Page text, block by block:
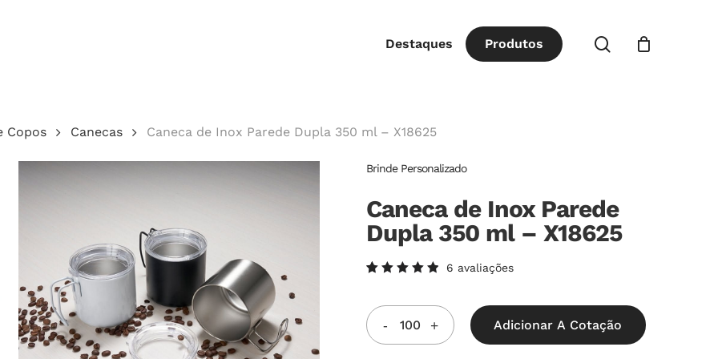
Destaques Produtos procurar
Copos Canecas Caneca de Inox Parede Dupla 350 ml – X18625
Brinde Personalizado
Caneca de Inox Parede
Dupla 350 ml – X18625
5.00de
5, com
baseado
em
6 avaliações
Adicionar A Cotação